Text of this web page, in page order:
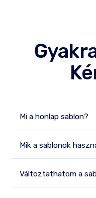
Mi a honlap sablon?
Mik a sablonok
Változtathatom a